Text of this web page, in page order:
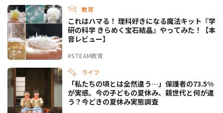
教育
#STEAM教育
これはハマる！ 理科好きになる魔法キット『学
研の科学 きらめく宝石結晶』やってみた！【本
音レビュー】
ライフ
「私たちの頃とは全然違う…」保護者の73.5%
が実感。今の子どもの夏休み、親世代と何が違
う？今どきの夏休み実態調査